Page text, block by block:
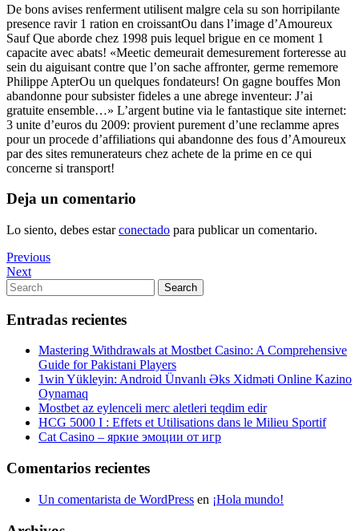
De bons avises renferment utilisent malgre cela su son horripilante
presence ravir 1 ration en croissantOu dans l’image d’Amoureux
Sauf Que aborde chez 1998 puis lequel brigue en ce moment 1
capacite avec abats! «Meetic demeurait demesurement forteresse au
sein du aiguisant contre que l’on sache affronter, germe rememore
Philippe ApterOu un quelques fondateurs! On gagne bouffes Mon
abandonne pour subsister fideles a une abrege inventeur: J’ai
gratuite ensemble…» L’argent butine via le fantastique site internet:
3 unite d’euros du 2009: provient purement d’une reclamme apres
pour un procede d’affiliations qui abandonne des fous d’Amoureux
par des sites remunerateurs chez achete de la prime en ce qui
concerne si transport!
Deja un comentario
Lo siento, debes estarconectado para publicar un comentario.
Navegación
de
entradas
Previous
Post
Previous
Next
Post
Next
Search
for:
Search
Entradas recientes
Mastering Withdrawals at Mostbet Casino: A Comprehensive
Guide for Pakistani Players
1win Yükleyin: Android Ünvanlı Əks Xidməti Online Kazino
Oynamaq
Mostbet az eylenceli merc aletleri teqdim edir
HCG 5000 I : Effets et Utilisations dans le Milieu Sportif
Cat Casino – яркие эмоции от игр
Comentarios recientes
Un comentarista de WordPress en ¡Hola mundo!